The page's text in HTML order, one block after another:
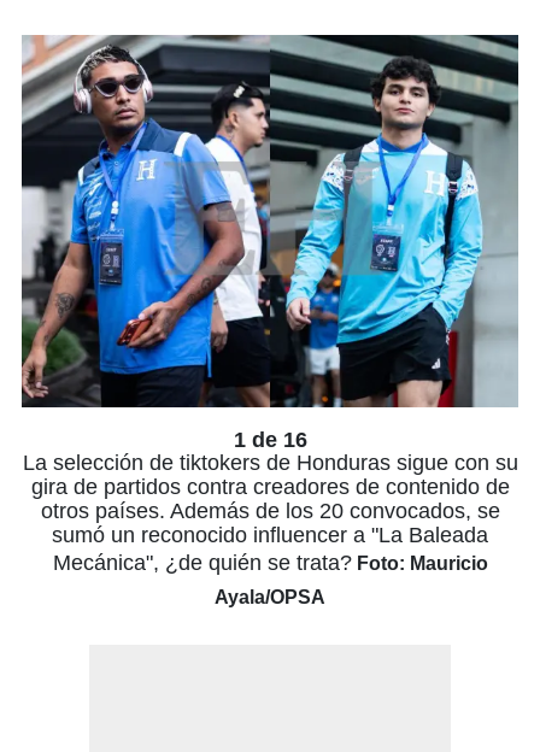
1 de 16
La selección de tiktokers de Honduras sigue con su
gira de partidos contra creadores de contenido de
otros países. Además de los 20 convocados, se
sumó un reconocido influencer a "La Baleada
Mecánica", ¿de quién se trata? Foto: Mauricio
Ayala/OPSA